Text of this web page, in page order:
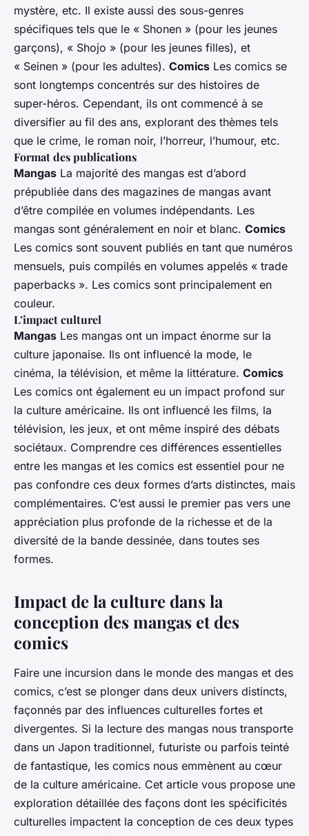
mystère, etc. Il existe aussi des sous-genres
spécifiques tels que le « Shonen » (pour les jeunes
garçons), « Shojo » (pour les jeunes filles), et
« Seinen » (pour les adultes). Comics Les comics se
sont longtemps concentrés sur des histoires de
super-héros. Cependant, ils ont commencé à se
diversifier au fil des ans, explorant des thèmes tels
que le crime, le roman noir, l’horreur, l’humour, etc.
Format des publications
Mangas La majorité des mangas est d’abord
prépubliée dans des magazines de mangas avant
d’être compilée en volumes indépendants. Les
mangas sont généralement en noir et blanc. Comics
Les comics sont souvent publiés en tant que numéros
mensuels, puis compilés en volumes appelés « trade
paperbacks ». Les comics sont principalement en
couleur.
L’impact culturel
Mangas Les mangas ont un impact énorme sur la
culture japonaise. Ils ont influencé la mode, le
cinéma, la télévision, et même la littérature. Comics
Les comics ont également eu un impact profond sur
la culture américaine. Ils ont influencé les films, la
télévision, les jeux, et ont même inspiré des débats
sociétaux. Comprendre ces différences essentielles
entre les mangas et les comics est essentiel pour ne
pas confondre ces deux formes d’arts distinctes, mais
complémentaires. C’est aussi le premier pas vers une
appréciation plus profonde de la richesse et de la
diversité de la bande dessinée, dans toutes ses
formes.
Impact de la culture dans la
conception des mangas et des
comics
Faire une incursion dans le monde des mangas et des
comics, c’est se plonger dans deux univers distincts,
façonnés par des influences culturelles fortes et
divergentes. Si la lecture des mangas nous transporte
dans un Japon traditionnel, futuriste ou parfois teinté
de fantastique, les comics nous emmènent au cœur
de la culture américaine. Cet article vous propose une
exploration détaillée des façons dont les spécificités
culturelles impactent la conception de ces deux types